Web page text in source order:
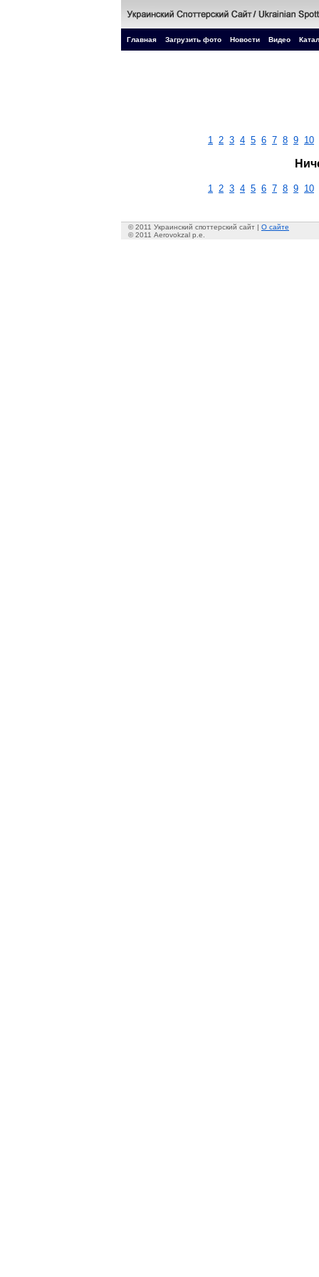
Главная Загрузить фото Новости Видео
1 2 3 4 5 6 7 8 9 10
1 2 3 4 5 6 7 8 9 10
© 2011 Украинский споттерский сайт | О сайте
© 2011 Aerovokzal p.e.